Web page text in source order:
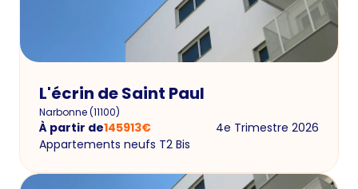
L'écrin de Saint Paul
Narbonne(11100)
À partir de145913€
4e Trimestre 2026
Appartements neufs T2 Bis